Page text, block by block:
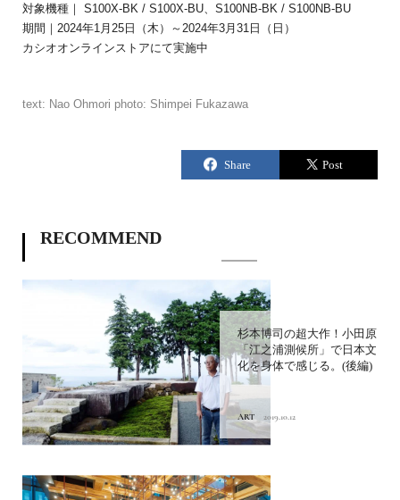
対象機種｜ S100X-BK / S100X-BU、S100NB-BK / S100NB-BU
期間｜2024年1月25日（木）～2024年3月31日（日）
カシオオンラインストアにて実施中
text: Nao Ohmori photo: Shimpei Fukazawa
RECOMMEND
杉本博司の超大作！小田原
「江之浦測候所」で日本文
化を身体で感じる。(後編)
ART 2019.10.12